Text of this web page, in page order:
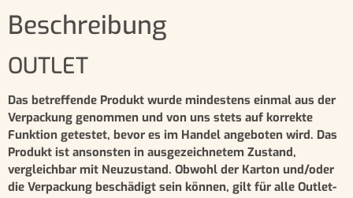
Beschreibung
OUTLET
Das betreffende Produkt wurde mindestens einmal aus der
Verpackung genommen und von uns stets auf korrekte
Funktion getestet, bevor es im Handel angeboten wird. Das
Produkt ist ansonsten in ausgezeichnetem Zustand,
vergleichbar mit Neuzustand. Obwohl der Karton und/oder
die Verpackung beschädigt sein können, gilt für alle Outlet-